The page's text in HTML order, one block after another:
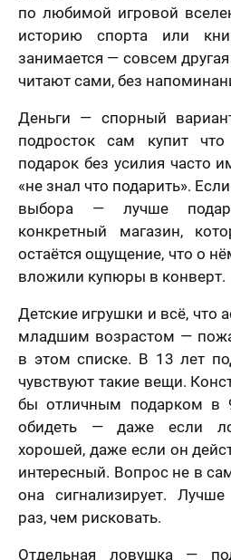
по любимой игровой
историю спорта или
занимается — совсем
читают сами, без
Деньги — спорный
подросток сам купит
подарок без усилия часто
«не знал что подарить».
выбора — лучше
конкретный магазин,
остаётся ощущение, что о
вложили купюры в конверт.
Детские игрушки и всё, что
младшим возрастом —
в этом списке. В 13 лет
чувствуют такие вещи.
бы отличным подарком в
обидеть — даже если
хорошей, даже если он
интересный. Вопрос не в
она сигнализирует.
раз, чем рисковать.
Отдельная ловушка —